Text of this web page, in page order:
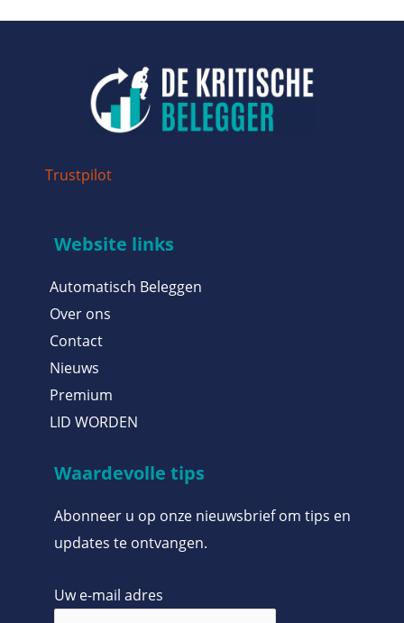
Trustpilot
Website links
Automatisch Beleggen
Over ons
Contact
Nieuws
Premium
LID WORDEN
Waardevolle tips
Abonneer u op onze nieuwsbrief om tips en
updates te ontvangen.
Uw e-mail adres